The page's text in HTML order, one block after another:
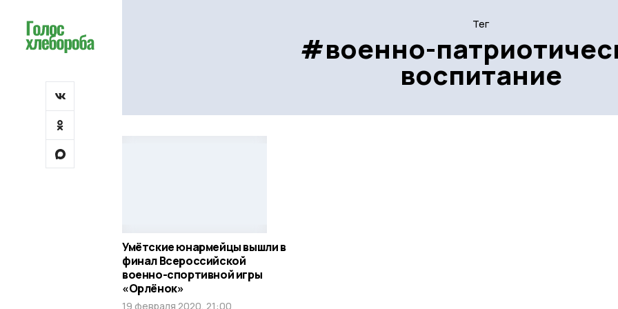
Тег
#военно-
воспитание
Умётские юнармейцы вышли в
финал Всероссийской
военно-спортивной игры
«Орлёнок»
19 февраля 2020, 21:00